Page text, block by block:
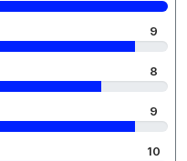
9
8
9
10